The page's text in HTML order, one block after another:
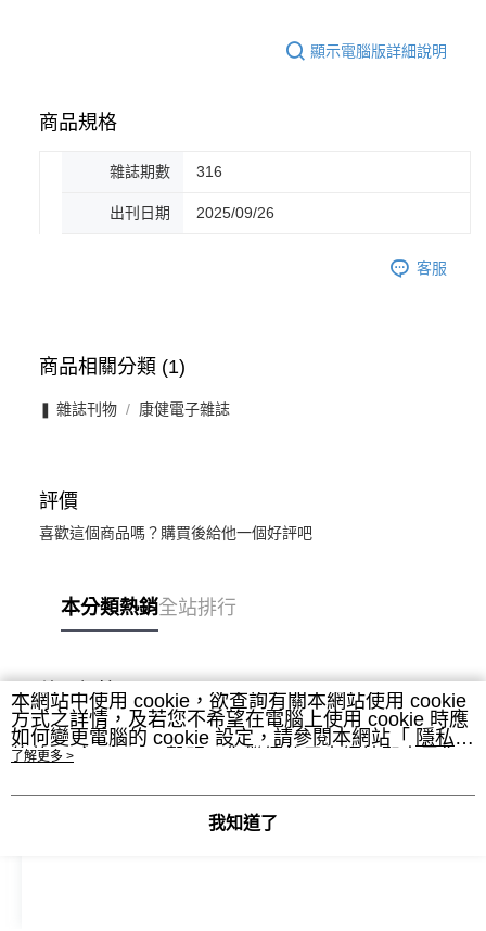
顯示電腦版詳細說明
商品規格
雜誌期數 316
出刊日期 2025/09/26
客服
商品相關分類 (1)
❚ 雜誌刊物 康健電子雜誌
評價
喜歡這個商品嗎？購買後給他一個好評吧
本分類熱銷全站排行
熱門標籤
本網站中使用 cookie，欲查詢有關本網站使用 cookie
方式之詳情，及若您不希望在電腦上使用 cookie 時應
如何變更電腦的 cookie 設定，請參閱本網站「
隱私權
條款 」之 Cookie 聲明。您繼續使用本網站即表示您
cookie。
了解更多 >
我知道了